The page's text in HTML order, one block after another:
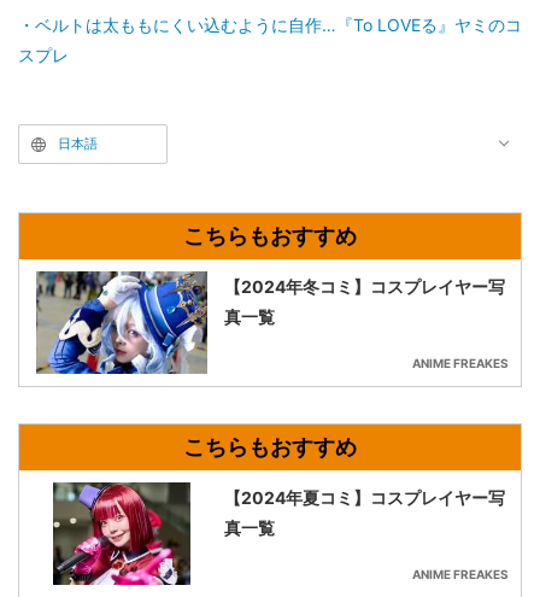
ベルトは太ももにくい込むように自作…『To LOVEる』ヤミのコ
スプレ
日本語
【2024年冬コミ】コスプレイヤー写
真一覧
ANIME FREAKES
【2024年夏コミ】コスプレイヤー写
真一覧
ANIME FREAKES